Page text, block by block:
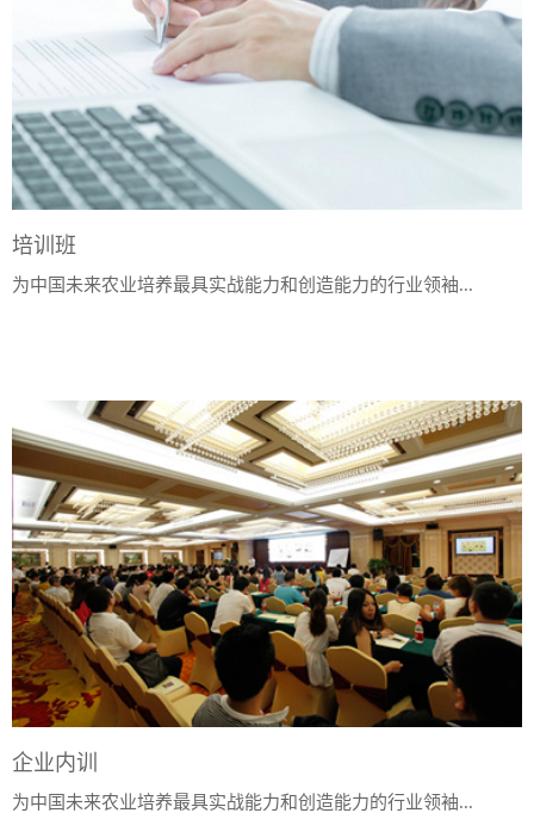
培训班
为中国未来农业培养最具实战能力和创造能力的行业领袖...
企业内训
为中国未来农业培养最具实战能力和创造能力的行业领袖...